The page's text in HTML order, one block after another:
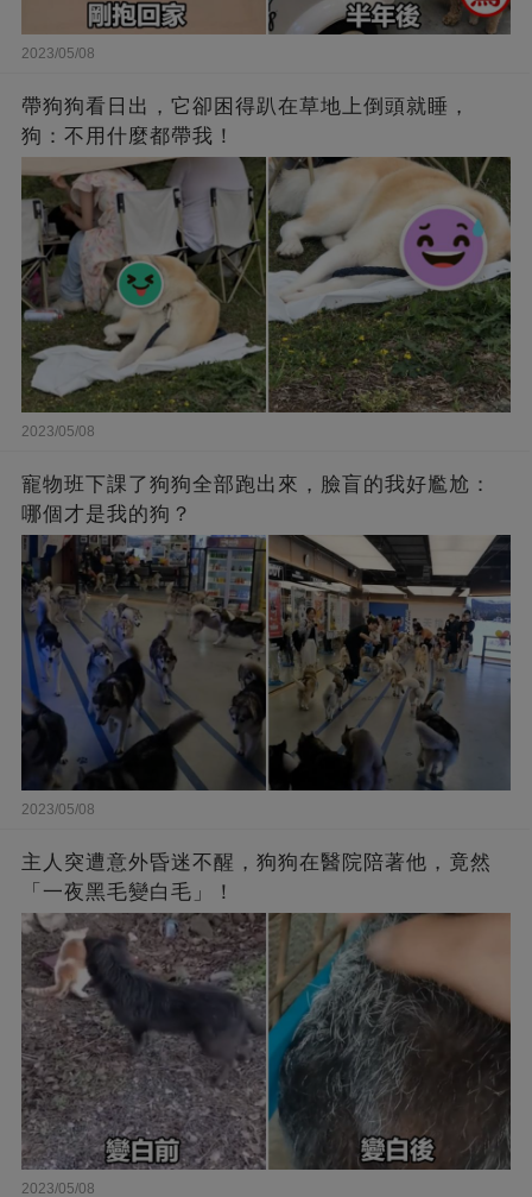
2023/05/08
帶狗狗看日出，它卻困得趴在草地上倒頭就睡，
狗：不用什麼都帶我！
2023/05/08
寵物班下課了狗狗全部跑出來，臉盲的我好尷尬：
哪個才是我的狗？
2023/05/08
主人突遭意外昏迷不醒，狗狗在醫院陪著他，竟然
「一夜黑毛變白毛」！
2023/05/08